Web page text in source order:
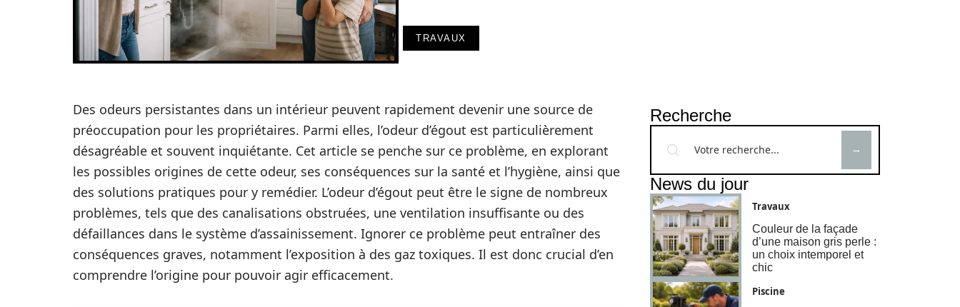
TRAVAUX
Des odeurs persistantes dans un intérieur peuvent rapidement devenir une source de
préoccupation pour les propriétaires. Parmi elles, l’odeur d’égout est particulièrement
désagréable et souvent inquiétante. Cet article se penche sur ce problème, en explorant
les possibles origines de cette odeur, ses conséquences sur la santé et l’hygiène, ainsi que
des solutions pratiques pour y remédier. L’odeur d’égout peut être le signe de nombreux
problèmes, tels que des canalisations obstruées, une ventilation insuffisante ou des
défaillances dans le système d’assainissement. Ignorer ce problème peut entraîner des
conséquences graves, notamment l’exposition à des gaz toxiques. Il est donc crucial d’en
comprendre l’origine pour pouvoir agir efficacement.
Recherche
News du jour
Travaux
Couleur de la façade
d’une maison gris perle :
un choix intemporel et
chic
Piscine